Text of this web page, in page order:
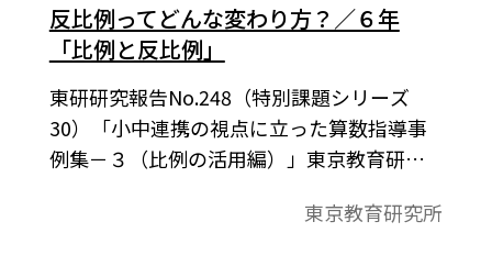
反比例ってどんな変わり方？／６年
「比例と反比例」
東研研究報告No.248（特別課題シリーズ
30）「小中連携の視点に立った算数指導事
例集－３（比例の活用編）」東京教育研究
比例の場合と同様な指導の手順となるであ
東京教育研究所